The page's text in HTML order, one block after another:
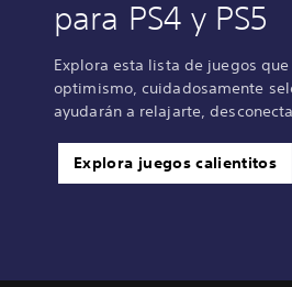
para PS4 y PS5
Explora esta lista de juegos
optimismo, cuidadosamente
ayudarán a relajarte,
Explora juegos calientitos